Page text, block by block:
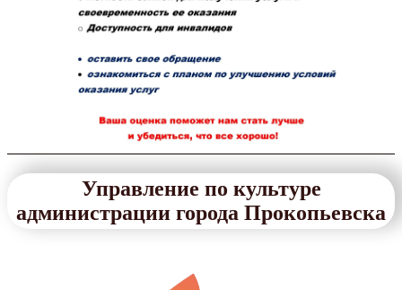
Управление по культуре
администрации города Прокопьевска